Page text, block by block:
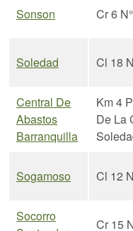
Sonson Cr 6
Soledad Cl 18
Central De
Abastos
Barranquilla
Km 4
De La
Sogamoso Cl 12
Socorro
Cr 15